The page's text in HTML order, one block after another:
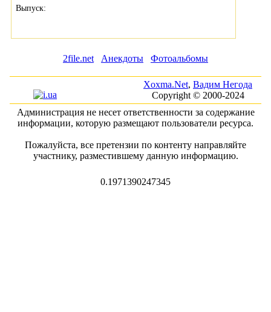
Выпуск:
2file.net Анекдоты Фотоальбомы
Xoxma.Net, Вадим Негода
Copyright © 2000-2024
Администрация не несет ответственности за содержание
информации, которую размещают пользователи ресурса.
Пожалуйста, все претензии по контенту направляйте
участнику, разместившему данную информацию.
0.1971390247345